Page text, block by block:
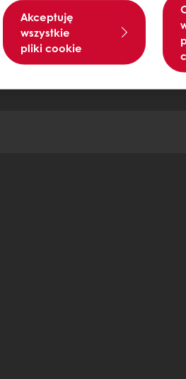
Akceptuję
wszystkie
pliki cookie